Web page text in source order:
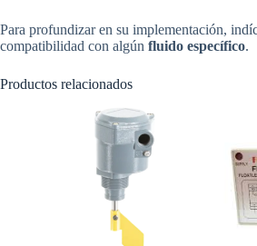
Para profundizar en su implementación,
compatibilidad con algún fluido específico.
Productos relacionados